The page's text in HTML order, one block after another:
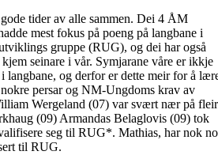
tider av alle sammen. Dei 4 ÅM
mest fokus på poeng på langbane i
gruppe (RUG), og dei har også
seinare i vår. Symjarane våre er ikkje
langbane, og derfor er dette meir for å
persar og NM-Ungdoms krav av
Wergeland (07) var svært nær på
(09) Armandas Belaglovis (09) tok
seg til RUG*. Mathias, har nok
til RUG.